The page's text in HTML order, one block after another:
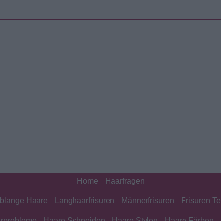
Home Haarfragen
Haare Langhaarfrisuren Männerfrisuren Frisuren